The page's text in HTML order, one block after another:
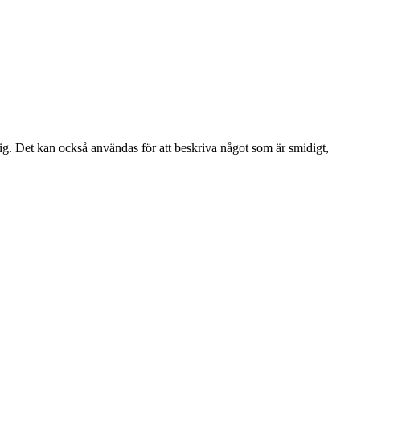
Det kan också användas för att beskriva något som är smidigt,